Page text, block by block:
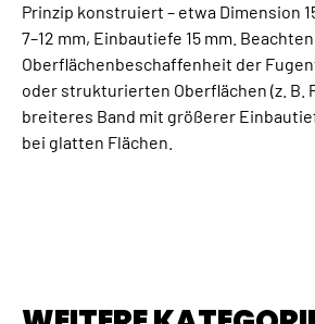
Prinzip konstruiert – etwa Dimension
7–12 mm, Einbautiefe 15 mm.
Oberflächenbeschaffenheit der
oder strukturierten Oberflächen (z. B.
breiteres Band mit größerer
bei glatten Flächen.